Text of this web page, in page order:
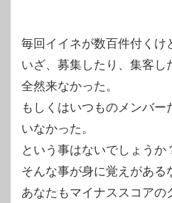
毎回イイネが数百件付くけ
いざ、募集したり、集客し
全然来なかった。
もしくはいつものメンバ
いなかった。
という事はないでしょうか
そんな事が身に覚えがある
あなたもマイナススコアの